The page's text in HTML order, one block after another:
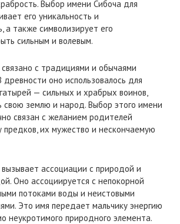
Выбор имени Сибоча для
его уникальность и
а также символизирует его
сильным и волевым.
с традициями и обычаями
древности оно использовалось для
— сильных и храбрых воинов,
свою землю и народ. Выбор этого имени
связан с желанием родителей
предков, их мужество и нескончаемую
ассоциации с природой и
Оно ассоциируется с непокорной
потоками воды и неистовыми
Это имя передает мальчику энергию
неукротимого природного элемента.